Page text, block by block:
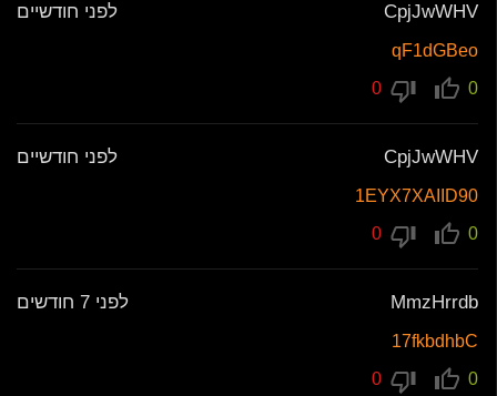
CpjJwWHV לפני חודשיים
qF1dGBeo
0
CpjJwWHV לפני חודשיים
1EYX7XAIID90
0
MmzHrrdb לפני 7 חודשים
17fkbdhbC
0